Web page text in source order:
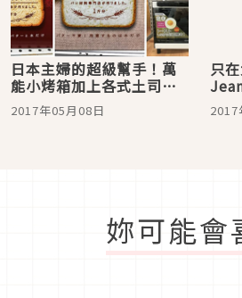
日本主婦的超級幫手！萬
能小烤箱加上各式土司麵
粉，也能做出大師級吐
司！
2017年05月08日
只
筆
掌
2017
妳可能會